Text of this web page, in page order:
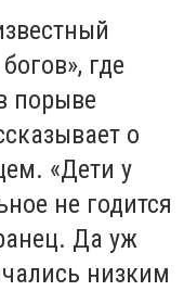
где
порыве
о
«Дети у
не годится
Да уж
низким